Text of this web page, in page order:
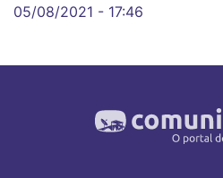
05/08/2021 - 17:46